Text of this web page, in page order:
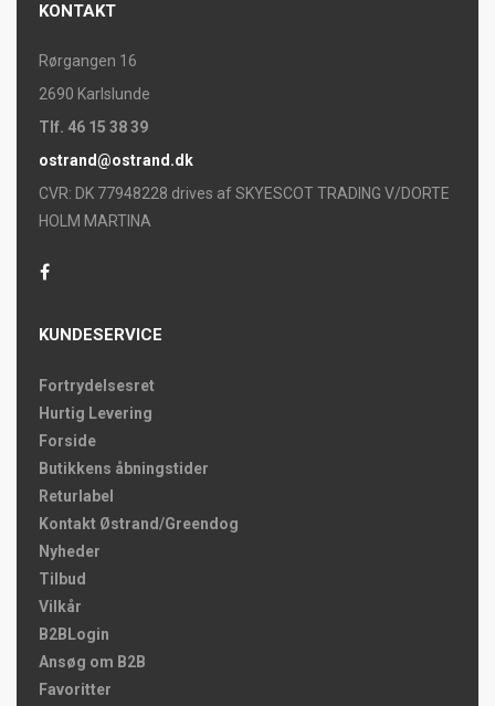
KONTAKT
Rørgangen 16
2690 Karlslunde
Tlf. 46 15 38 39
ostrand@ostrand.dk
CVR: DK 77948228 drives af SKYESCOT TRADING V/DORTE
HOLM MARTINA
KUNDESERVICE
Fortrydelsesret
Hurtig Levering
Forside
Butikkens åbningstider
Returlabel
Kontakt Østrand/Greendog
Nyheder
Tilbud
Vilkår
B2BLogin
Ansøg om B2B
Favoritter